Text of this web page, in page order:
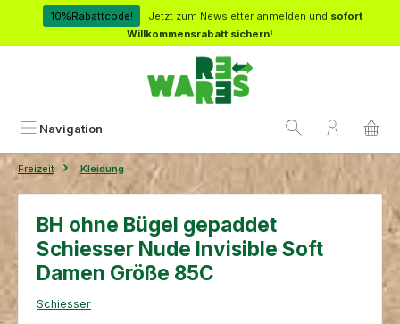
Zum Hauptinhalt springen
10%Rabattcode! Jetzt zum Newsletter anmelden und sofort
Willkommensrabatt sichern!
Navigation
Freizeit Kleidung
BH ohne Bügel gepaddet
Schiesser Nude Invisible Soft
Damen Größe 85C
Schiesser